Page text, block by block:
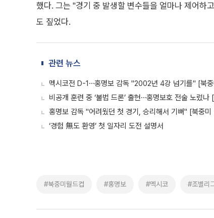
했다. 그는 "경기 중 발생할 변수들을 얼마나 제어하
도 짚었다.
관련 뉴스
멕시코전 D-1⋯홍명보 감독 "2002년 4강 넘기를" [북
비공개 훈련 중 ‘불법 드론’ 출현⋯홍명보호 전술 노렸나
홍명보 감독 "어려웠던 첫 경기, 승리해서 기뻐" [북중미
‘경험 無도 환영’ 첫 일자리 도전 설명서
#북중미월드컵 #홍명보 #멕시코 #조별리